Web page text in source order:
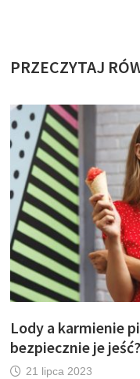
PRZECZYTAJ
Lody a karmienie
bezpiecznie je jeść?
21 lipca 2023